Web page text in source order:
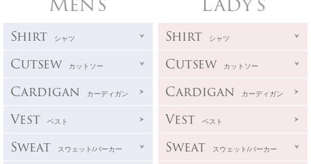
Shirt シャツ
Cutsew カットソー
Cardigan カーディガン
Vest ベスト
Sweat スウェット/パーカー
Shirt シャツ
Cutsew カットソー
Cardigan カーディガン
Vest ベスト
Sweat スウェット/パーカー